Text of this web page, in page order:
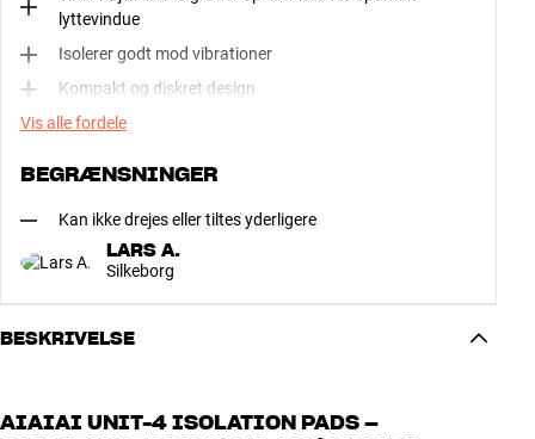
lyttevindue
Isolerer godt mod vibrationer
Kompakt og diskret design
Vis alle fordele
BEGRÆNSNINGER
Kan ikke drejes eller tiltes yderligere
LARS A.
Silkeborg
BESKRIVELSE
AIAIAI UNIT-4 ISOLATION PADS –